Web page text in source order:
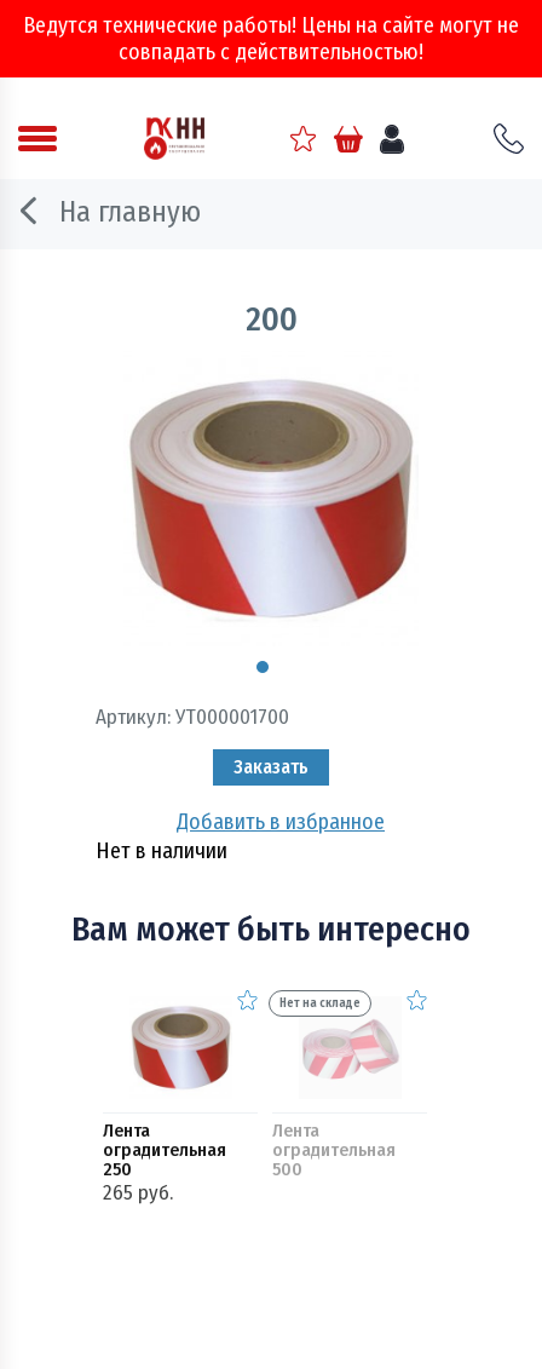
Ведутся технические работы! Цены на сайте могут не
совпадать с действительностью!
Аварийно - спасательное оборудование
Двери, ворота и люки противопожарные
Обеспечение эвакуации, знаки безопасности
Огнебиозащитные составы
Огнетушители
Пожарно - охранная сигнализация и системы
оповещения при пожаре
Средства защиты и безопасность труда
Стволы пожарные и водопенное оборудование
Шкафы, щиты пожарные и инвентарь
На главную
200
Артикул:УТ000001700
Заказать
Добавить в избранное
Нет в наличии
Вам может быть интересно
Лента
оградительная
250
265 руб.
Нет на складе
Лента
оградительная
500